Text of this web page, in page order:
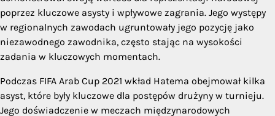
poprzez kluczowe asysty i wpływowe zagrania. Jego występy
w regionalnych zawodach ugruntowały jego pozycję jako
niezawodnego zawodnika, często stając na wysokości
zadania w kluczowych momentach.
Podczas FIFA Arab Cup 2021 wkład Hatema obejmował kilka
asyst, które były kluczowe dla postępów drużyny w turnieju.
Jego doświadczenie w meczach międzynarodowych